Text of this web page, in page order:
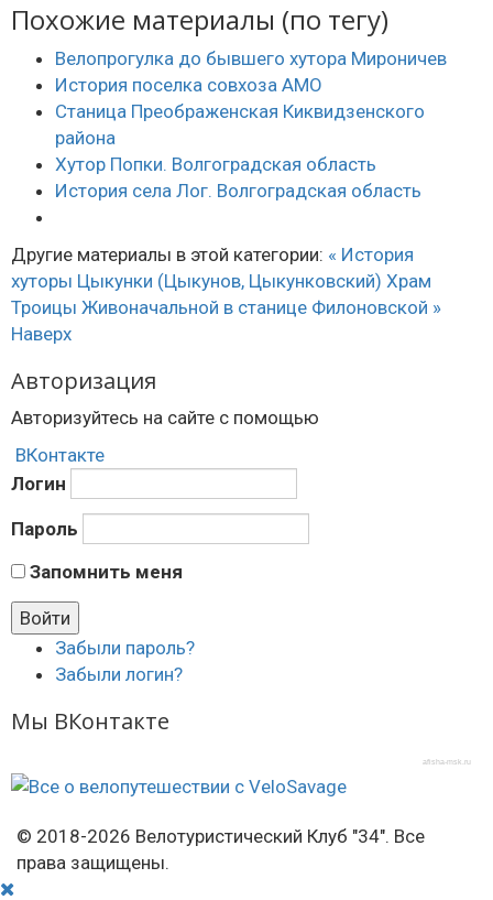
Похожие материалы (по тегу)
Велопрогулка до бывшего хутора Мироничев
История поселка совхоза АМО
Станица Преображенская Киквидзенского
района
Хутор Попки. Волгоградская область
История села Лог. Волгоградская область
Другие материалы в этой категории: « История
хуторы Цыкунки (Цыкунов, Цыкунковский) Храм
Троицы Живоначальной в станице Филоновской »
Наверх
Авторизация
Авторизуйтесь на сайте с помощью
ВКонтакте
Логин
Пароль
Запомнить меня
Забыли пароль?
Забыли логин?
Мы ВКонтакте
afisha-msk.ru
© 2018-2026 Велотуристический Клуб "34". Все
права защищены.